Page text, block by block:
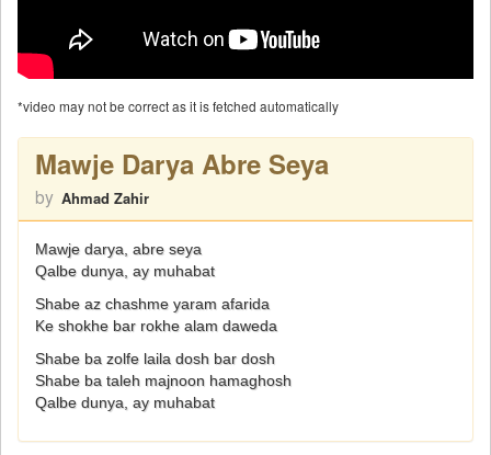
*video may not be correct as it is fetched automatically
Mawje Darya Abre Seya
by Ahmad Zahir
Mawje darya, abre seya
Qalbe dunya, ay muhabat
Shabe az chashme yaram afarida
Ke shokhe bar rokhe alam daweda
Shabe ba zolfe laila dosh bar dosh
Shabe ba taleh majnoon hamaghosh
Qalbe dunya, ay muhabat